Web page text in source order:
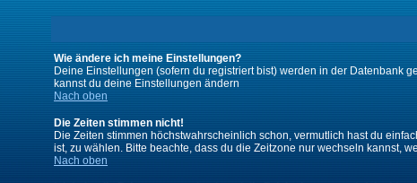
Wie ändere ich meine Einstellungen?
Deine Einstellungen (sofern du registriert bist) werden in der Datenbank
kannst du deine Einstellungen ändern
Nach oben
Die Zeiten stimmen nicht!
Die Zeiten stimmen höchstwahrscheinlich schon, vermutlich hast du
ist, zu wählen. Bitte beachte, dass du die Zeitzone nur wechseln kannst,
Nach oben